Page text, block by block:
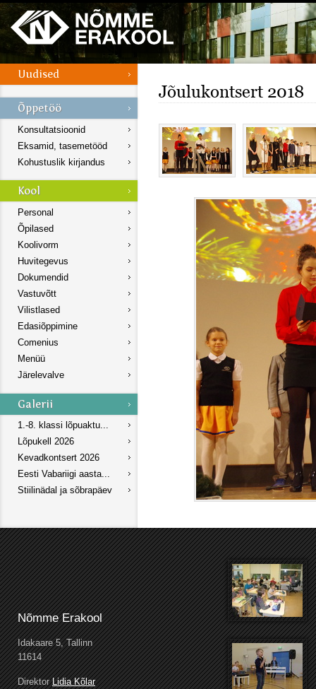
Konsultatsioonid
Eksamid, tasemetööd
Kohustuslik kirjandus
Personal
Õpilased
Koolivorm
Huvitegevus
Dokumendid
Vastuvõtt
Vilistlased
Edasiõppimine
Comenius
Menüü
Järelevalve
1.-8. klassi lõpuaktu...
Lõpukell 2026
Kevadkontsert 2026
Eesti Vabariigi aasta...
Stiilinädal ja sõbrapäev
Jõulukontsert 2018
Nõmme Erakool
Idakaare 5, Tallinn
11614
DirektorLidia Kõlar